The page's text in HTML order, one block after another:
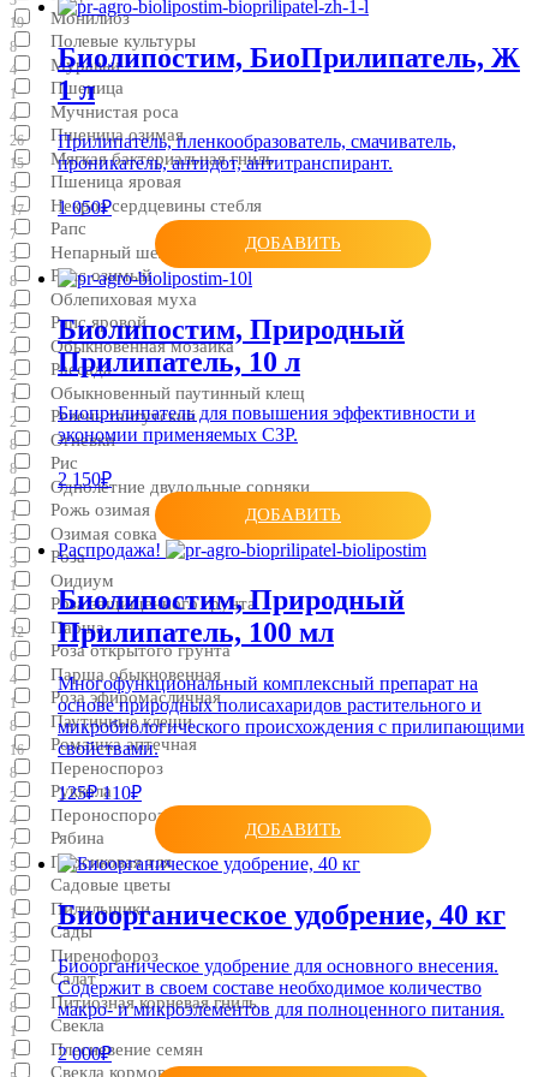
19
Полевые культуры
4
Пшеница
4
Пшеница озимая
15
Пшеница яровая
17
Рапс
3
Рапс озимый
4
Рапс яровой
4
Рассада
1
Ревень тангутский
8
Рис
4
Рожь озимая
3
Роза
1
Роза защищенного грунта
12
Роза открытого грунта
4
Роза эфиромасличная
8
Ромашка аптечная
8
Руккола
4
Рябина
5
Садовые цветы
1
Сады
2
Салат
8
Свекла
1
Свекла кормовая
Монилиоз
8
Муравьи
1
Мучнистая роса
26
Мягкая бактериальная гниль
5
Некроз сердцевины стебля
7
Непарный шелкопряд
8
Облепиховая муха
2
Обыкновенная мозаика
2
Обыкновенный паутинный клещ
2
Огневки
8
Однолетние двудольные сорняки
1
Озимая совка
3
Оидиум
4
Парша
6
Парша обыкновенная
1
Паутинные клещи
16
Переноспороз
2
Пероноспороз
7
Персиковая тля
6
Пилильщики
3
Пиренофороз
2
Питиозная корневая гниль
1
Плесневение семян
Биолипостим, БиоПрилипатель, Ж
1 л
Прилипатель, пленкообразователь, смачиватель,
проникатель, антидот, антитранспирант.
1 050₽
ДОБАВИТЬ
Биолипостим, Природный
Прилипатель, 10 л
Биоприлипатель для повышения эффективности и
экономии применяемых СЗР.
2 150₽
ДОБАВИТЬ
Распродажа!
Биолипостим, Природный
Прилипатель, 100 мл
Многофункциональный комплексный препарат на
основе природных полисахаридов растительного и
микробиологического происхождения с прилипающими
свойствами.
125₽ 110₽
ДОБАВИТЬ
Биоорганическое удобрение, 40 кг
Биоорганическое удобрение для основного внесения.
Cодержит в своем составе необходимое количество
макро- и микроэлементов для полноценного питания.
2 000₽